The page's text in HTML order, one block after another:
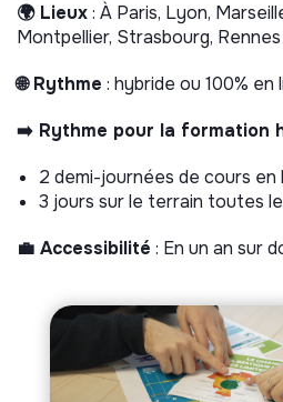
🌍 Lieux: À Paris, Lyon,
Montpellier, Strasbourg,
🌐 Rythme : hybride ou 100% en
➡️ Rythme pour la formation
2 demi-journées de cours en
3 jours sur le terrain toutes
💼 Accessibilité : En un an sur